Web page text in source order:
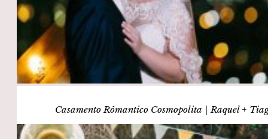
Casamento Rômantico Cosmopolita | Raquel +